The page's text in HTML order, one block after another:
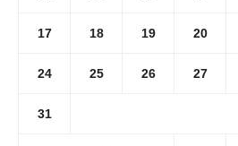
17 18 19 20
24 25 26 27
31